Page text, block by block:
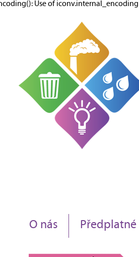
Use of
O nás Předplatné